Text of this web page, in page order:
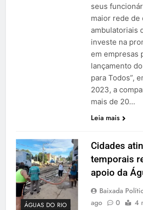
seus
maior rede de
ambulatoriais
investe na
em empresas
lançamento
para Todos”,
2023, a
mais de 20…
Leia mais
ÁGUAS DO RIO
Cidades
temporais
apoio da
Baixada
ago
0 4